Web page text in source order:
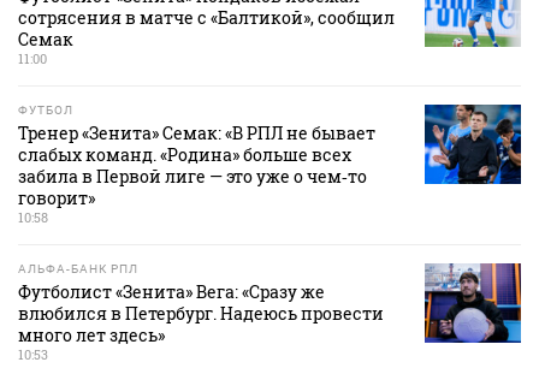
сотрясения в матче с «Балтикой», сообщил
Семак
11:00
ФУТБОЛ
Тренер «Зенита» Семак: «В РПЛ не бывает
слабых команд. «Родина» больше всех
забила в Первой лиге — это уже о чем‑то
говорит»
10:58
АЛЬФА-БАНК РПЛ
Футболист «Зенита» Вега: «Сразу же
влюбился в Петербург. Надеюсь провести
много лет здесь»
10:53